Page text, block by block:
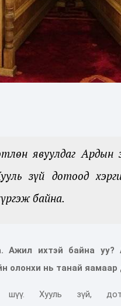
явуулдаг Ардын
зүй дотоод
байна.
Ажил ихтэй байна уу?
олонхи нь танай
шүү.Хууль зүй,